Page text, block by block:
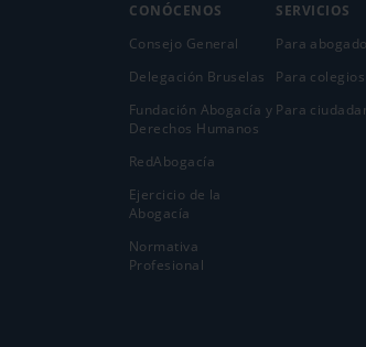
CONÓCENOS
Consejo General
Delegación Bruselas
Fundación Abogacía y
Derechos Humanos
RedAbogacía
Ejercicio de la
Abogací­a
Normativa
Profesional
SERVICIOS
Para
Para colegios
Para